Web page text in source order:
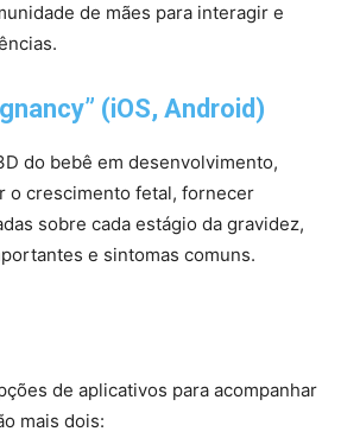
de mães para interagir e
(iOS, Android)
do bebê em desenvolvimento,
o crescimento fetal, fornecer
sobre cada estágio da gravidez,
e sintomas comuns.
de aplicativos para acompanhar
mais dois: